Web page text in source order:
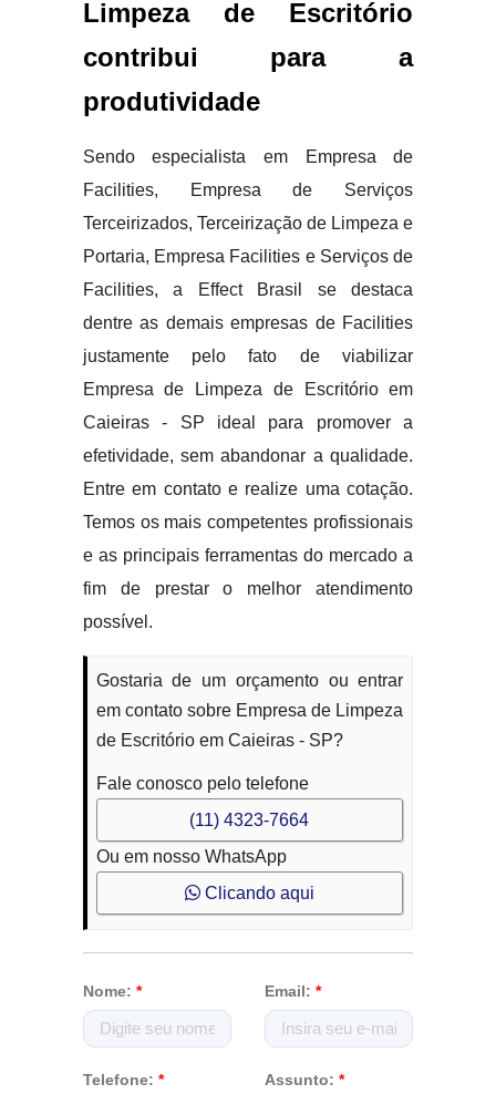
Limpeza de Escritório
contribui para a
produtividade
Sendo especialista em Empresa de
Facilities, Empresa de Serviços
Terceirizados, Terceirização de Limpeza e
Portaria, Empresa Facilities e Serviços de
Facilities, a Effect Brasil se destaca
dentre as demais empresas de Facilities
justamente pelo fato de viabilizar
Empresa de Limpeza de Escritório em
Caieiras - SP ideal para promover a
efetividade, sem abandonar a qualidade.
Entre em contato e realize uma cotação.
Temos os mais competentes profissionais
e as principais ferramentas do mercado a
fim de prestar o melhor atendimento
possível.
Gostaria de um orçamento ou entrar
em contato sobre Empresa de Limpeza
de Escritório em Caieiras - SP?
Fale conosco pelo telefone
(11) 4323-7664
Ou em nosso WhatsApp
Clicando aqui
Nome: * Email: *
Telefone: * Assunto: *